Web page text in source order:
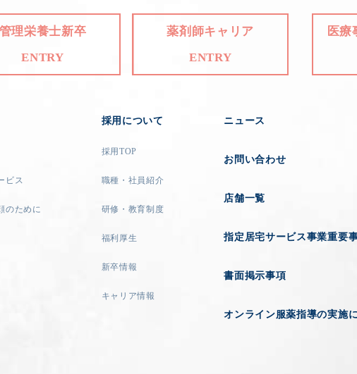
管理栄養士新卒
ENTRY
薬剤師キャリア
ENTRY
医療
ビス
のために
採用について
採用TOP
職種・社員紹介
研修・教育制度
福利厚生
新卒情報
キャリア情報
ニュース
お問い合わせ
店舗一覧
指定居宅サービス事業重要
書面掲示事項
オンライン服薬指導の実施